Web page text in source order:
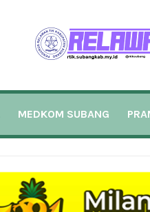
MEDKOM SUBANG